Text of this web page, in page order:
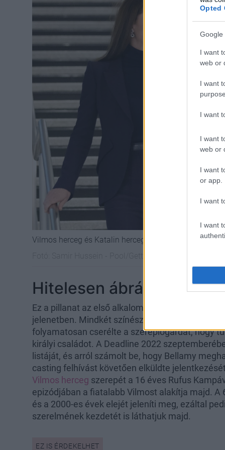
Opted
Google
I want
web or
I want
I want
I want
web or
I want
or app.
I want
I want
Vilmos herceg és Katalin hercegné 20 éve vannak
Hitelesen ábrázolják a
Ez a pillanat az első alkalom, amikor McVey-t
jelenetben. Mindkét színész a sorozat utolsó
folyamatosan cserélte a szereplőgárdát, hogy
királyi családot. A Deadline 2022
listáját, és arról számolt be, hogy Bellamy
casting felhívást követően elküldte
Vilmos herceg szerepét a 16 éves Rufus
epizódjában a fiatalabb Vilmost alakítja majd. A
és a 2000-es évek elejét jeleníti meg, ezáltal
szerelmének kezdetét is láthatjuk majd.